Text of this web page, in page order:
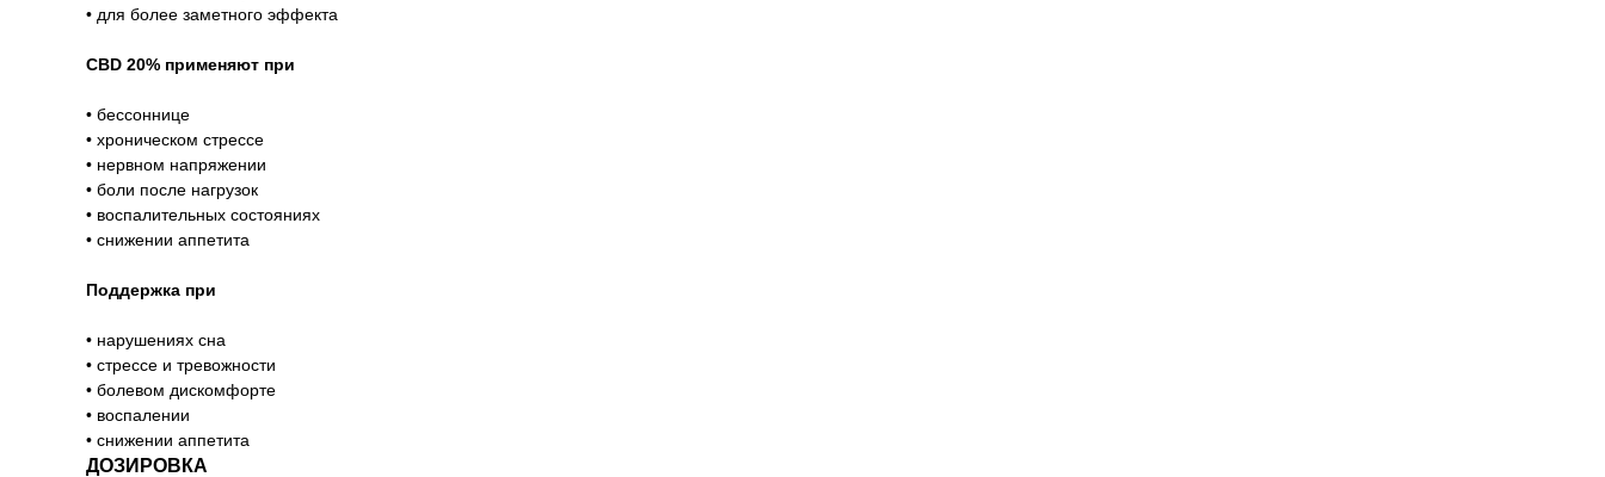
• для более заметного эффекта
CBD 20% применяют при
• бессоннице
• хроническом стрессе
• нервном напряжении
• боли после нагрузок
• воспалительных состояниях
• снижении аппетита
Поддержка при
• нарушениях сна
• стрессе и тревожности
• болевом дискомфорте
• воспалении
• снижении аппетита
ДОЗИРОВКА